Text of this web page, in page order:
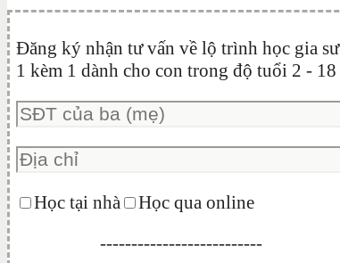
Đăng ký nhận tư vấn về lộ trình học gia sư
1 kèm 1 dành cho con trong độ tuổi 2 - 18
Học tại nhà
Học qua online
--------------------------